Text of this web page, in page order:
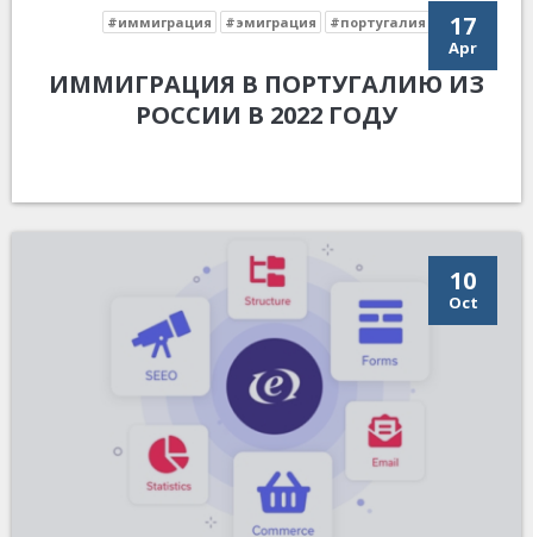
17
Apr
#иммиграция #эмиграция #португалия
ИММИГРАЦИЯ В ПОРТУГАЛИЮ ИЗ
РОССИИ В 2022 ГОДУ
10
Oct